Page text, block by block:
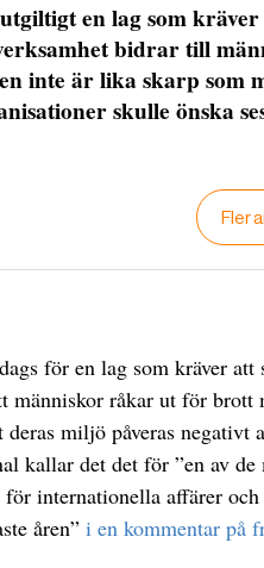
en lag som
bidrar till
inte är lika skarp som
skulle önska
Fler
för en lag som kräver att
människor råkar ut för brott
miljö påveras negativt
kallar det det för ”en av de
internationella affärer och
åren” i en kommentar på